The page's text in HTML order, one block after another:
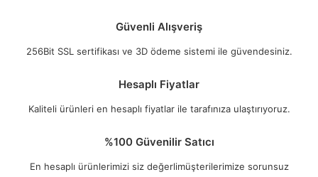
Güvenli Alışveriş
256Bit SSL sertifikası ve 3D ödeme sistemi ile güvendesiniz.
Hesaplı Fiyatlar
Kaliteli ürünleri en hesaplı fiyatlar ile tarafınıza ulaştırıyoruz.
%100 Güvenilir Satıcı
En hesaplı ürünlerimizi siz değerlimüşterilerimize sorunsuz